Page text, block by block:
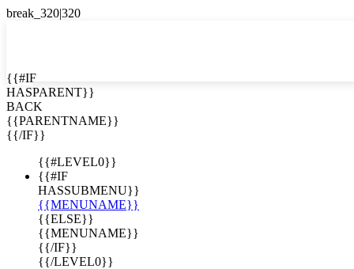

EN
ES
{{#IF
HASPARENT}}
BACK
{{PARENTNAME}}
{{/IF}}
{{#LEVEL0}}
{{#IF
HASSUBMENU}}
{{MENUNAME}}
{{ELSE}}
{{MENUNAME}}
{{/IF}}
{{/LEVEL0}}